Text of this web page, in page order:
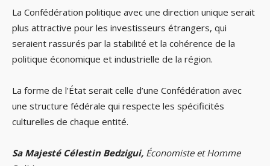
La Confédération politique avec une direction unique serait
plus attractive pour les investisseurs étrangers, qui
seraient rassurés par la stabilité et la cohérence de la
politique économique et industrielle de la région.
La forme de l’État serait celle d’une Confédération avec
une structure fédérale qui respecte les spécificités
culturelles de chaque entité.
Sa Majesté Célestin Bedzigui, Économiste et Homme